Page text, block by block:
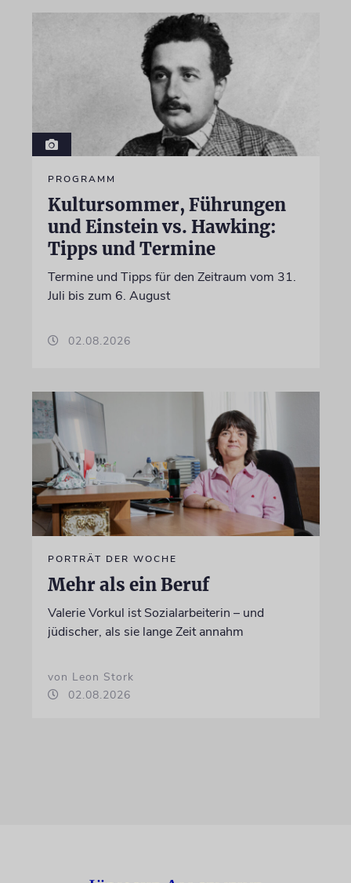
PROGRAMM
Kultursommer, Führungen
und Einstein vs. Hawking:
Tipps und Termine
Termine und Tipps für den Zeitraum vom 31.
Juli bis zum 6. August
02.08.2026
PORTRÄT DER WOCHE
Mehr als ein Beruf
Valerie Vorkul ist Sozialarbeiterin – und
jüdischer, als sie lange Zeit annahm
von Leon Stork
02.08.2026